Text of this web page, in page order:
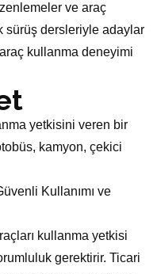
ve araç
sürüş dersleriyle adaylar
kullanma deneyimi
yetkisini veren bir
kamyon, çekici
Kullanımı ve
kullanma yetkisi
gerektirir. Ticari